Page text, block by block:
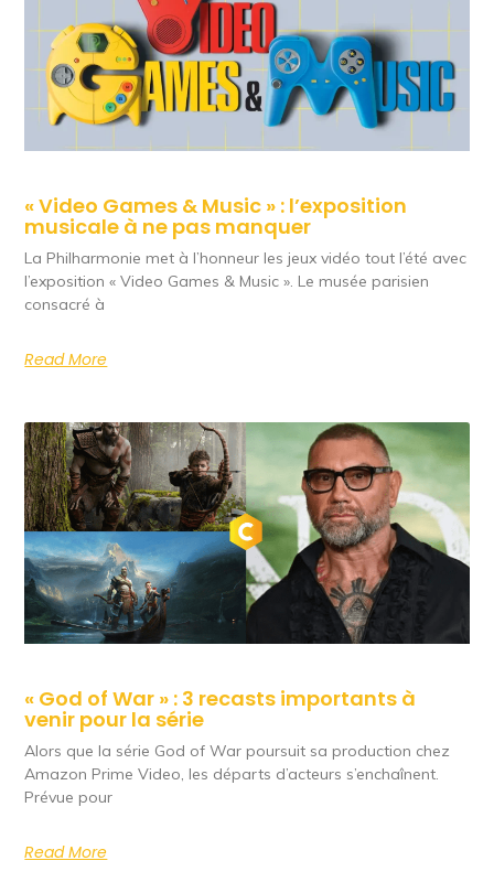
« Video Games & Music » : l’exposition
musicale à ne pas manquer
La Philharmonie met à l’honneur les jeux vidéo tout l’été avec
l’exposition « Video Games & Music ». Le musée parisien
consacré à
Read More
« God of War » : 3 recasts importants à
venir pour la série
Alors que la série God of War poursuit sa production chez
Amazon Prime Video, les départs d’acteurs s’enchaînent.
Prévue pour
Read More